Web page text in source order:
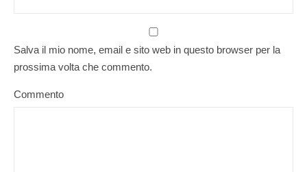
Salva il mio nome, email e sito web in questo browser per la
prossima volta che commento.
Commento